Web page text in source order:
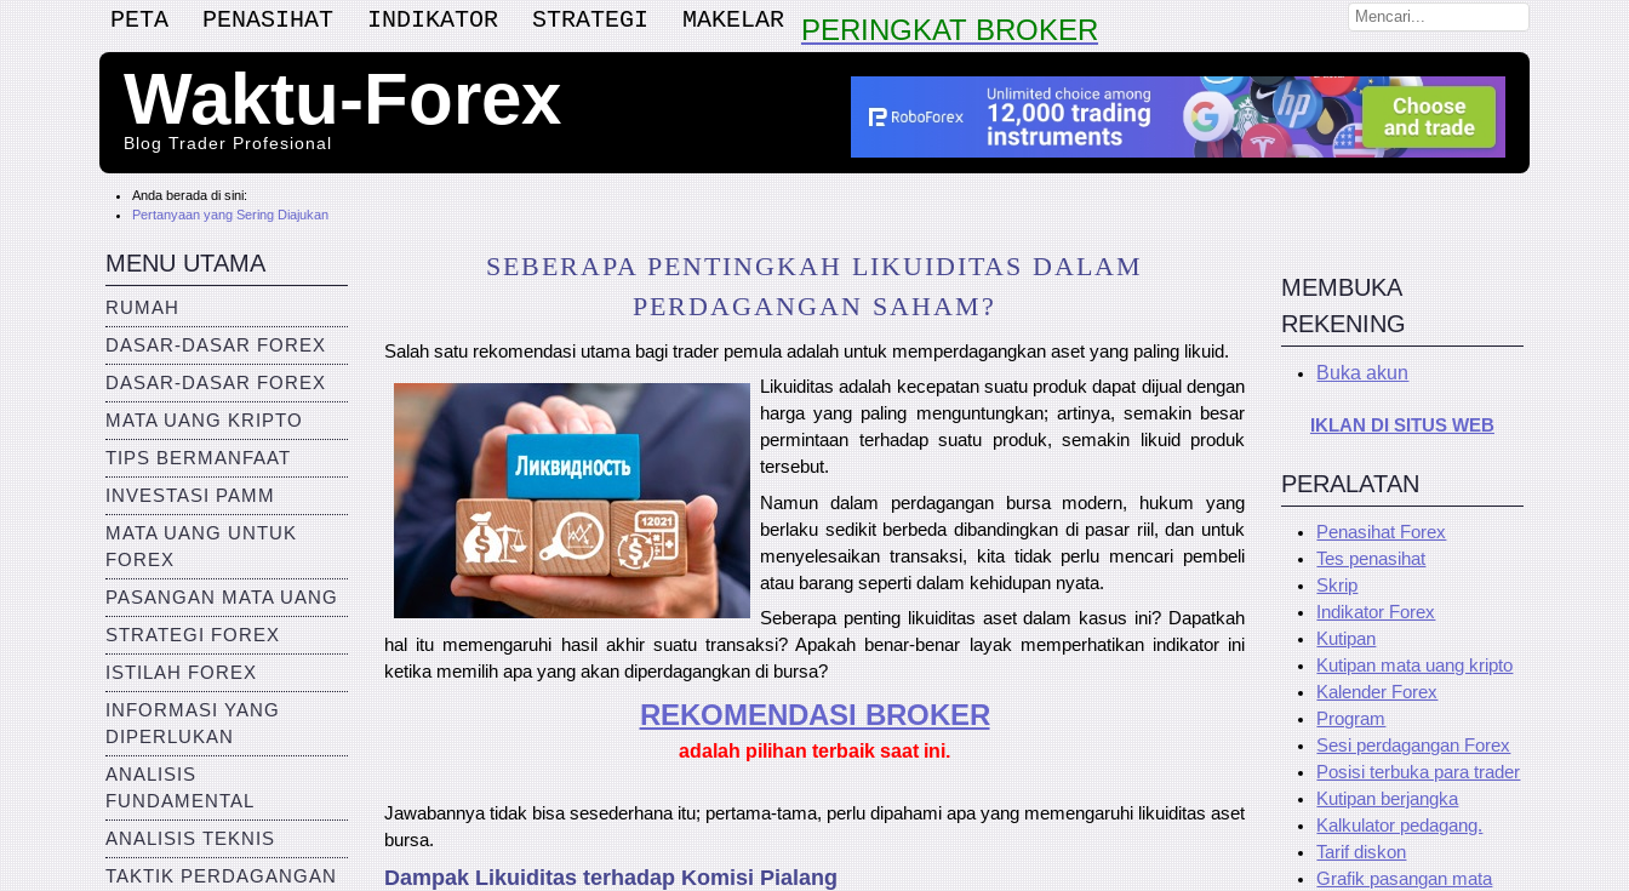
PETA PENASIHAT INDIKATOR STRATEGI MAKELAR PERINGKAT BROKER
Waktu-Forex
Blog Trader Profesional
Anda berada di sini:
Pertanyaan yang Sering Diajukan
MENU UTAMA
RUMAH
DASAR-DASAR FOREX
DASAR-DASAR FOREX
MATA UANG KRIPTO
TIPS BERMANFAAT
INVESTASI PAMM
MATA UANG UNTUK
FOREX
PASANGAN MATA UANG
STRATEGI FOREX
ISTILAH FOREX
INFORMASI YANG
DIPERLUKAN
ANALISIS
FUNDAMENTAL
ANALISIS TEKNIS
TAKTIK PERDAGANGAN
SEBERAPA PENTINGKAH LIKUIDITAS DALAM
PERDAGANGAN SAHAM?
Salah satu rekomendasi utama bagi trader pemula adalah untuk memperdagangkan aset yang paling likuid.
Likuiditas adalah kecepatan suatu produk dapat dijual dengan
harga yang paling menguntungkan; artinya, semakin besar
permintaan terhadap suatu produk, semakin likuid produk
tersebut.
Namun dalam perdagangan bursa modern, hukum yang
berlaku sedikit berbeda dibandingkan di pasar riil, dan untuk
menyelesaikan transaksi, kita tidak perlu mencari pembeli
atau barang seperti dalam kehidupan nyata.
Seberapa penting likuiditas aset dalam kasus ini? Dapatkah
hal itu memengaruhi hasil akhir suatu transaksi? Apakah benar-benar layak memperhatikan indikator ini
ketika memilih apa yang akan diperdagangkan di bursa?
REKOMENDASI ​​BROKER
adalah pilihan terbaik saat ini.
Jawabannya tidak bisa sesederhana itu; pertama-tama, perlu dipahami apa yang memengaruhi likuiditas aset
bursa.
Dampak Likuiditas terhadap Komisi Pialang
MEMBUKA
REKENING
Buka akun
IKLAN DI SITUS WEB
PERALATAN
Penasihat Forex
Tes penasihat
Skrip
Indikator Forex
Kutipan
Kutipan mata uang kripto
Kalender Forex
Program
Sesi perdagangan Forex
Posisi terbuka para trader
Kutipan berjangka
Kalkulator pedagang.
Tarif diskon
Grafik pasangan mata